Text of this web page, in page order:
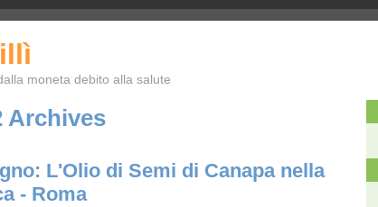
moneta debito alla salute
Archives
L'Olio di Semi di Canapa nella
- Roma